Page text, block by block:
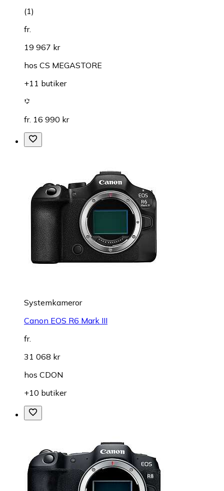
(1)
fr.
19 967 kr
hos CS MEGASTORE
+11 butiker
fr. 16 990 kr
Systemkameror
Canon EOS R6 Mark III
fr.
31 068 kr
hos CDON
+10 butiker